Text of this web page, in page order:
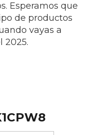
Esperamos que
de productos
vayas a
2025.